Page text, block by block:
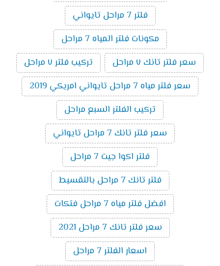
فلتر 7 مراحل تايواني
مكونات فلتر المياه 7 مراحل
سعر فلتر تانك ٧ مراحل
تركيب فلتر ٧ مراحل
سعر فلتر مياه 7 مراحل تايواني امريكي 2019
تركيب الفلتر السبع مراحل
سعر فلتر تانك 7 مراحل تايواني
فلتر اكوا جيت 7 مراحل
فلتر تانك 7 مراحل بالتقسيط
افضل فلتر مياه 7 مراحل فتكات
سعر فلتر تانك 7 مراحل 2021
اسعار الفلتر 7 مراحل